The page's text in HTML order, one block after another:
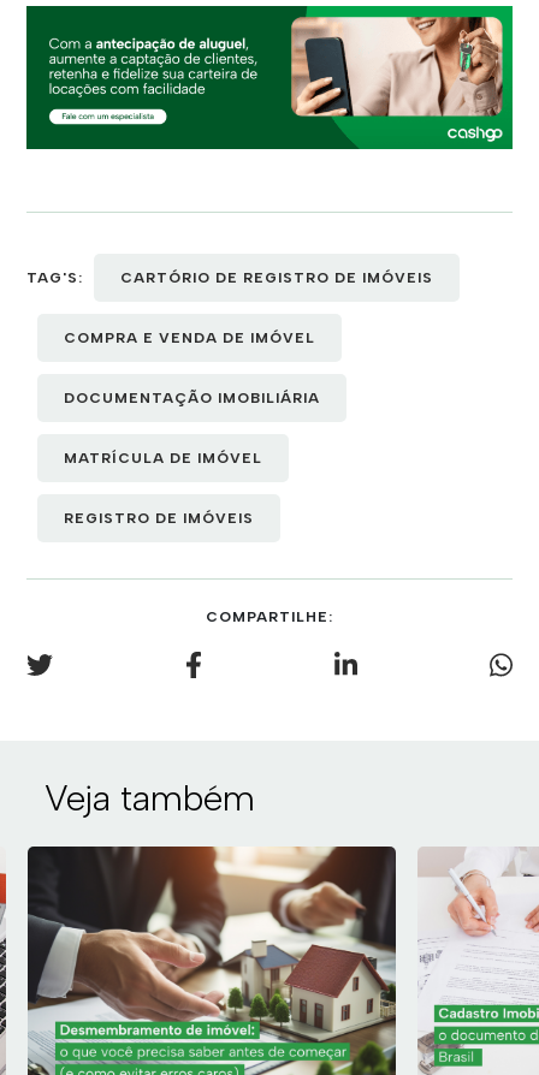
TAG'S: CARTÓRIO DE REGISTRO DE IMÓVEIS
COMPRA E VENDA DE IMÓVEL
DOCUMENTAÇÃO IMOBILIÁRIA
MATRÍCULA DE IMÓVEL
REGISTRO DE IMÓVEIS
COMPARTILHE:
Veja também